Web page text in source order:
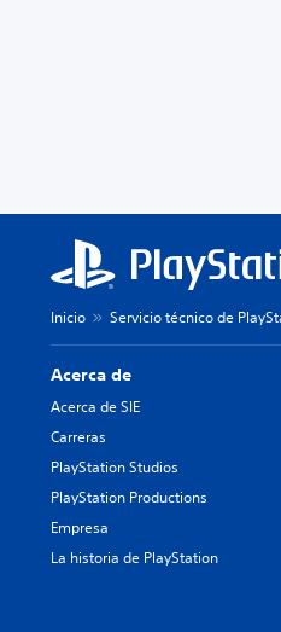
Inicio Servicio técnico de
Acerca de
Acerca de SIE
Carreras
PlayStation Studios
PlayStation Productions
Empresa
La historia de PlayStation